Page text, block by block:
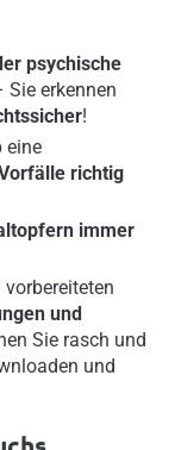
psychische
Sie erkennen
!
eine
richtig
immer
und
Sie rasch und
und